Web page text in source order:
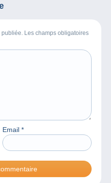
Les champs obligatoires
Email *